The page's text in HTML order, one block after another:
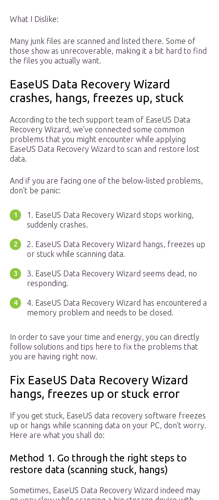
What I Dislike:
Many junk files are scanned and listed there. Some of
those show as unrecoverable, making it a bit hard to find
the files you actually want.
EaseUS Data Recovery Wizard
crashes, hangs, freezes up, stuck
According to the tech support team of EaseUS Data
Recovery Wizard, we’ve connected some common
problems that you might encounter while applying
EaseUS Data Recovery Wizard to scan and restore lost
data.
And if you are facing one of the below-listed problems,
don’t be panic:
1. EaseUS Data Recovery Wizard stops working,
suddenly crashes.
2. EaseUS Data Recovery Wizard hangs, freezes up
or stuck while scanning data.
3. EaseUS Data Recovery Wizard seems dead, no
responding.
4. EaseUS Data Recovery Wizard has encountered a
memory problem and needs to be closed.
In order to save your time and energy, you can directly
follow solutions and tips here to fix the problems that
you are having right now.
Fix EaseUS Data Recovery Wizard
hangs, freezes up or stuck error
If you get stuck, EaseUS data recovery software freezes
up or hangs while scanning data on your PC, don’t worry.
Here are what you shall do:
Method 1. Go through the right steps to
restore data (scanning stuck, hangs)
Sometimes, EaseUS Data Recovery Wizard indeed may